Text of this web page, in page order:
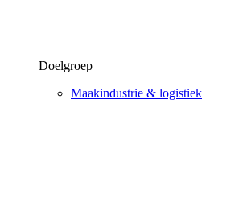
Doelgroep
Maakindustrie & logistiek